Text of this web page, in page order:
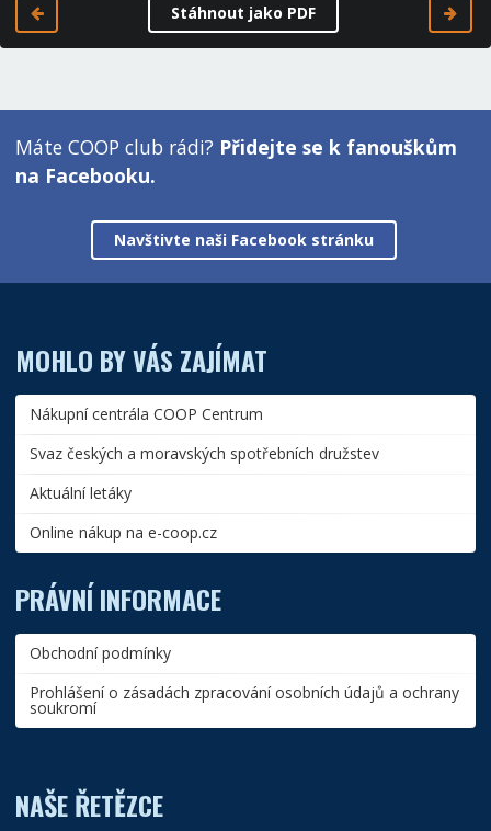
Stáhnout jako PDF
Máte COOP club rádi? Přidejte se k fanouškům
na Facebooku.
Navštivte naši Facebook stránku
MOHLO BY VÁS ZAJÍMAT
Nákupní centrála COOP Centrum
Svaz českých a moravských spotřebních družstev
Aktuální letáky
Online nákup na e-coop.cz
PRÁVNÍ INFORMACE
Obchodní podmínky
Prohlášení o zásadách zpracování osobních údajů a ochrany
soukromí
NAŠE ŘETĚZCE